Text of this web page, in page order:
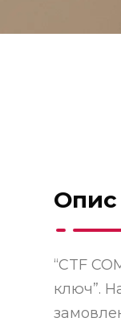
Опис
“CTF
ключ”.